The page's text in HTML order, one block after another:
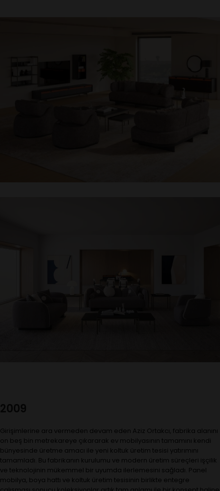
2009
Girişimlerine ara vermeden devam eden Aziz Ortakcı, fabrika alanını
on beş bin metrekareye çıkararak ev mobilyasının tamamını kendi
bünyesinde üretme amacı ile yeni koltuk üretim tesisi yatırımını
tamamladı. Bu fabrikanın kurulumu ve modern üretim süreçleri işçilik
ve teknolojinin mükemmel bir uyumda ilerlemesini sağladı. Panel
mobilya, boya hattı ve koltuk üretim tesisinin birlikte entegre